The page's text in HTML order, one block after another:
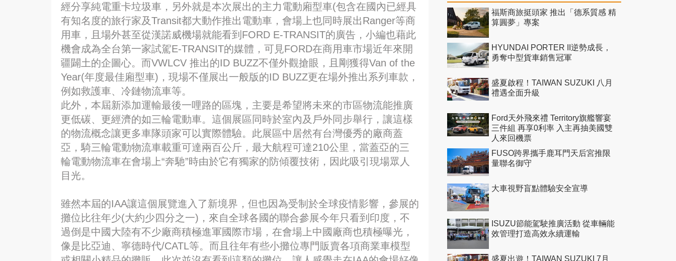
經分享純電重卡垃圾車，另外就是本次展出的主力電動廂型車(包含在國內已經具
有知名度的旅行家及Transit都大動作推出電動車，會場上也同時展出Ranger等商
用車，且場外甚至從漢諾威機場就能看到FORD E-TRANSIT的廣告，小編也藉此
機會成為全台第一家試駕E-TRANSIT的媒體，可見FORD在商用車市場近年來開
疆闢土的企圖心。而VWLCV 推出的ID BUZZ不僅外觀搶眼，且剛獲得Van of the
Year(年度最佳廂型車)，現場不僅展出一般版的ID BUZZ更在場外推出系列車款，
例如救護車、冷鏈物流車等。
此外，本屆新添加運輸最後一哩路的區塊，主要是希望將未來的市區物流能推廣
更低碳、更經濟的如三輪電動車。這個展區同時於室內及戶外同步舉行，讓這樣
的物流概念讓更多車隊頭家可以實際體驗。此展區中居然有台灣優秀的廠商蓋
亞，騎三輪電動物流車載重可達兩百公斤，最大航程可達210公里，當蓋亞的三
輪電動物流車在會場上“奔馳”時由於它有獨家的防傾覆技術，因此吸引現場眾人
目光。
雖然本屆的IAA讓這個展覽進入了新境界，但也因為受制於全球疫情影響，參展的
攤位比往年少(大約少四分之一)，來自全球各國的聯合參展今年只看到印度，不
過倒是中國大陸有不少廠商積極進軍國際市場，在會場上中國廠商也積極曝光，
像是比亞迪、寧德時代/CATL等。而且往年有些小攤位專門販賣各項商業車模型
福斯商旅挺頭家 推出「德系質感 精
算圓夢」專案
HYUNDAI PORTER II逆勢成長，
勇奪中型貨車銷售冠軍
盛夏啟程！TAIWAN SUZUKI 八月
禮遇全面升級
Ford天外飛來禮 Territory旗艦響宴
三件組 再享0利率 入主再抽美國雙
人來回機票
FUSO跨界攜手鹿耳門天后宮推限
量聯名御守
大車視野盲點體驗安全宣導
ISUZU節能駕駛推廣活動 從車輛能
效管理打造高效永續運輸
盛夏出遊！TAIWAN SUZUKI 7月